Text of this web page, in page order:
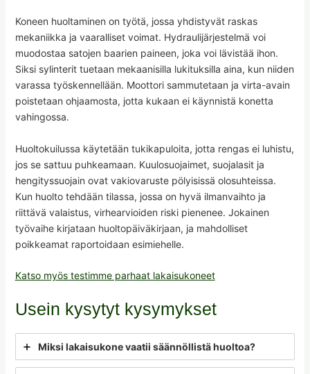
Koneen huoltaminen on työtä, jossa yhdistyvät raskas
mekaniikka ja vaaralliset voimat. Hydraulijärjestelmä voi
muodostaa satojen baarien paineen, joka voi lävistää ihon.
Siksi sylinterit tuetaan mekaanisilla lukituksilla aina, kun niiden
varassa työskennellään. Moottori sammutetaan ja virta-avain
poistetaan ohjaamosta, jotta kukaan ei käynnistä konetta
vahingossa.
Huoltokuilussa käytetään tukikapuloita, jotta rengas ei luhistu,
jos se sattuu puhkeamaan. Kuulosuojaimet, suojalasit ja
hengityssuojain ovat vakiovaruste pölyisissä olosuhteissa.
Kun huolto tehdään tilassa, jossa on hyvä ilmanvaihto ja
riittävä valaistus, virhearvioiden riski pienenee. Jokainen
työvaihe kirjataan huoltopäiväkirjaan, ja mahdolliset
poikkeamat raportoidaan esimiehelle.
Katso myös testimme parhaat lakaisukoneet
Usein kysytyt kysymykset
Miksi lakaisukone vaatii säännöllistä huoltoa?